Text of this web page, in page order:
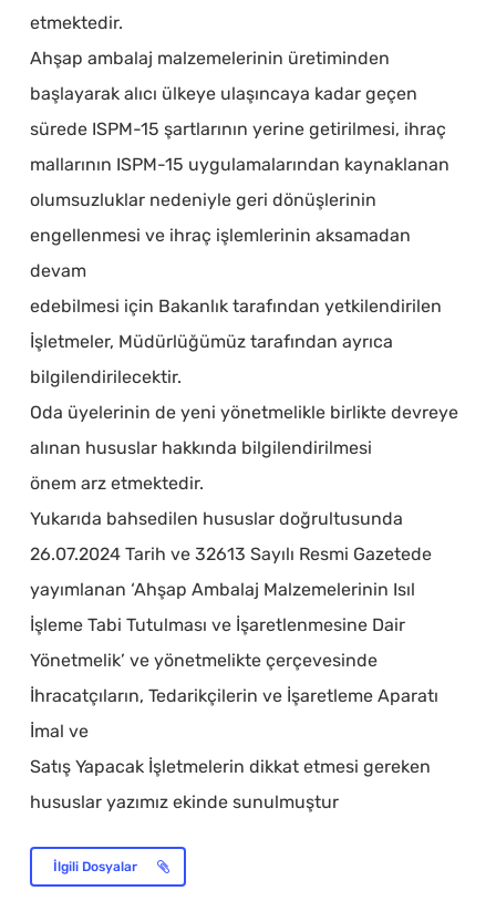
etmektedir.
Ahşap ambalaj malzemelerinin üretiminden
başlayarak alıcı ülkeye ulaşıncaya kadar geçen
sürede ISPM-15 şartlarının yerine getirilmesi, ihraç
mallarının ISPM-15 uygulamalarından kaynaklanan
olumsuzluklar nedeniyle geri dönüşlerinin
engellenmesi ve ihraç işlemlerinin aksamadan
devam
edebilmesi için Bakanlık tarafından yetkilendirilen
İşletmeler, Müdürlüğümüz tarafından ayrıca
bilgilendirilecektir.
Oda üyelerinin de yeni yönetmelikle birlikte devreye
alınan hususlar hakkında bilgilendirilmesi
önem arz etmektedir.
Yukarıda bahsedilen hususlar doğrultusunda
26.07.2024 Tarih ve 32613 Sayılı Resmi Gazetede
yayımlanan ‘Ahşap Ambalaj Malzemelerinin Isıl
İşleme Tabi Tutulması ve İşaretlenmesine Dair
Yönetmelik’ ve yönetmelikte çerçevesinde
İhracatçıların, Tedarikçilerin ve İşaretleme Aparatı
İmal ve
Satış Yapacak İşletmelerin dikkat etmesi gereken
hususlar yazımız ekinde sunulmuştur
İlgili Dosyalar